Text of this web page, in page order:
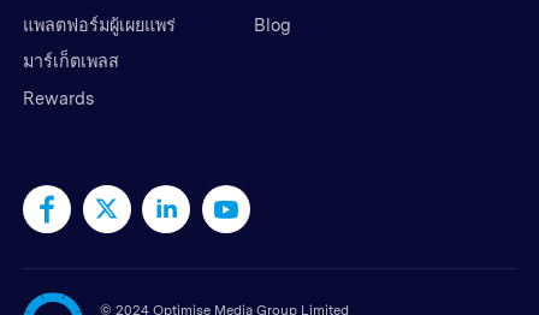
แพลตฟอร์มผู้เผยแพร่
มาร์เก็ตเพลส
Rewards
Blog
© 2024 Optimise Media Group Limited